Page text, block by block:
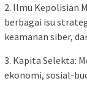
2. Ilmu Kepolisian
berbagai isu
keamanan siber,
3. Kapita Selekta:
ekonomi, sosial-